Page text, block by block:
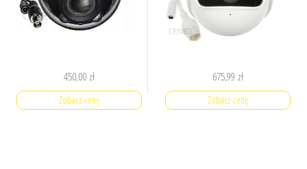
450,00 zł
Zobacz cenę
675,99 zł
Zobacz cenę